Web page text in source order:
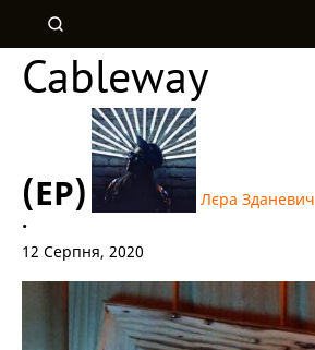
Cableway
(EP)
Лєра Зданевич
•
12 Серпня, 2020